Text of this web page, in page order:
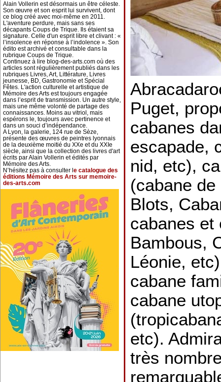
Alain Vollerin est désormais un être céleste.
Son œuvre et son esprit lui survivent, dont
ce blog créé avec moi-même en 2011.
L'aventure perdure, mais sans ses
décapants Coups de Trique. Ils étaient sa
signature. Celle d'un esprit libre et clivant : «
l’insolence en réponse à l’indolence ». Son
édito est archivé et consultable dans la
rubrique Coups de Trique.
Continuez à lire blog-des-arts.com où des
articles sont régulièrement publiés dans les
rubriques Livres, Art, Littérature, Livres
jeunesse, BD, Gastronomie et Spécial
Fêtes. L'action culturelle et artistique de
Mémoire des Arts est toujours engagée
dans l’esprit de transmission. Un autre style,
mais une même volonté de partage des
connaissances. Moins au vitriol, mais
espérons le, toujours avec pertinence et
dans un souci d’indépendance.
A Lyon, la galerie, 124 rue de Sèze,
présente des œuvres de peintres lyonnais
de la deuxième moitié du XXe et du XXIe
siècle, ainsi que la collection des livres d'art
écrits par Alain Vollerin et édités par
Mémoire des Arts.
N’hésitez pas à consulter l e catalogue des
éditions Mémoire des Arts sur memoire-
des-arts.com
Puget,
cabanes
escapade,
nid, etc),
(cabane de
Blots,
cabanes et
Bambous,
Léonie,
cabane
cabane
etc).
très